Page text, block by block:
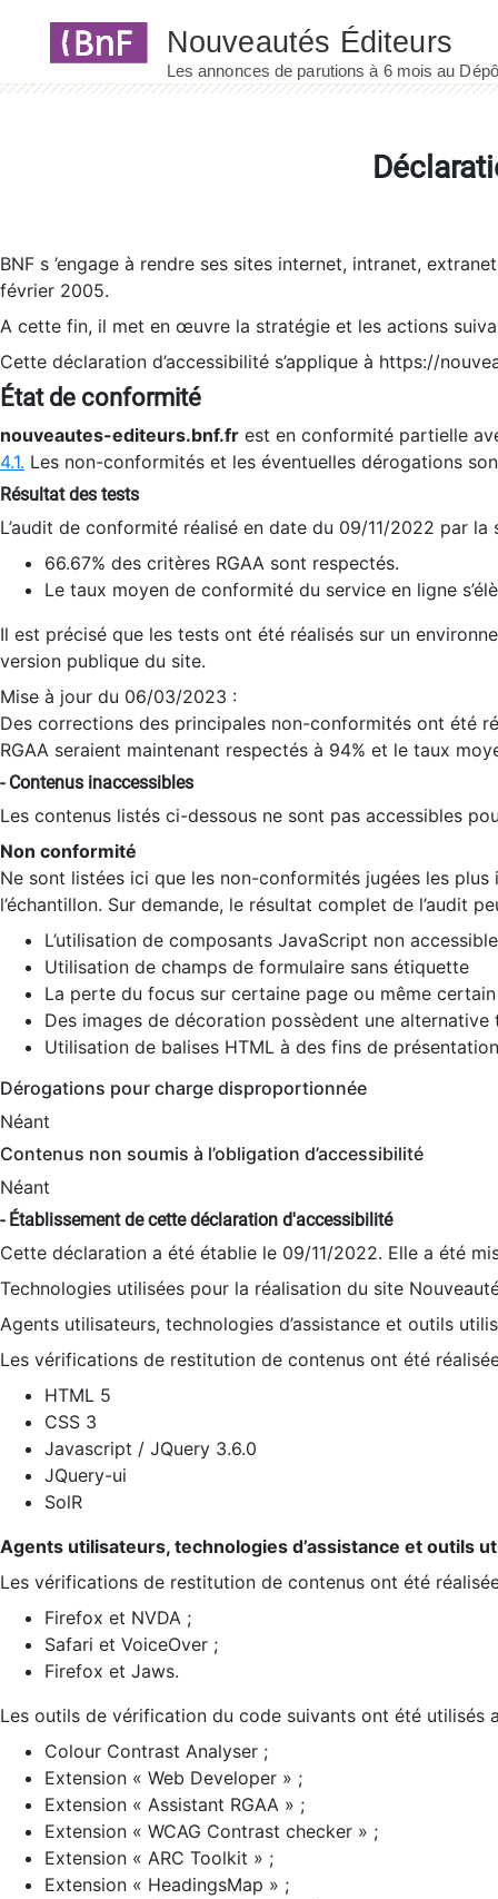
BNF s ’engage à rendre ses sites internet, intranet,
février 2005.
A cette fin, il met en œuvre la stratégie et les actions
Cette déclaration d’accessibilité s’applique à https://
État de conformité
nouveautes-editeurs.bnf.fr est en conformité partielle
4.1. Les non-conformités et les éventuelles dérogations
Résultat des tests
L’audit de conformité réalisé en date du 09/11/2022 par
66.67% des critères RGAA sont respectés.
Le taux moyen de conformité du service en ligne
Il est précisé que les tests ont été réalisés sur un
version publique du site.
Mise à jour du 06/03/2023 :
Des corrections des principales non-conformités ont été
RGAA seraient maintenant respectés à 94% et le taux
- Contenus inaccessibles
Les contenus listés ci-dessous ne sont pas accessibles
Non conformité
Ne sont listées ici que les non-conformités jugées les
l’échantillon. Sur demande, le résultat complet de l’audit
L’utilisation de composants JavaScript non
Utilisation de champs de formulaire sans étiquette
La perte du focus sur certaine page ou même
Des images de décoration possèdent une alternative
Utilisation de balises HTML à des fins de
Dérogations pour charge disproportionnée
Néant
Contenus non soumis à l’obligation d’accessibilité
Néant
- Établissement de cette déclaration d'accessibilité
Cette déclaration a été établie le 09/11/2022. Elle a été
Technologies utilisées pour la réalisation du site
Agents utilisateurs, technologies d’assistance et outils
Les vérifications de restitution de contenus ont été
HTML 5
CSS 3
Javascript / JQuery 3.6.0
JQuery-ui
SolR
Agents utilisateurs, technologies d’assistance et outils
Les vérifications de restitution de contenus ont été
Firefox et NVDA ;
Safari et VoiceOver ;
Firefox et Jaws.
Les outils de vérification du code suivants ont été utilisés
Colour Contrast Analyser ;
Extension « Web Developer » ;
Extension « Assistant RGAA » ;
Extension « WCAG Contrast checker » ;
Extension « ARC Toolkit » ;
Extension « HeadingsMap » ;